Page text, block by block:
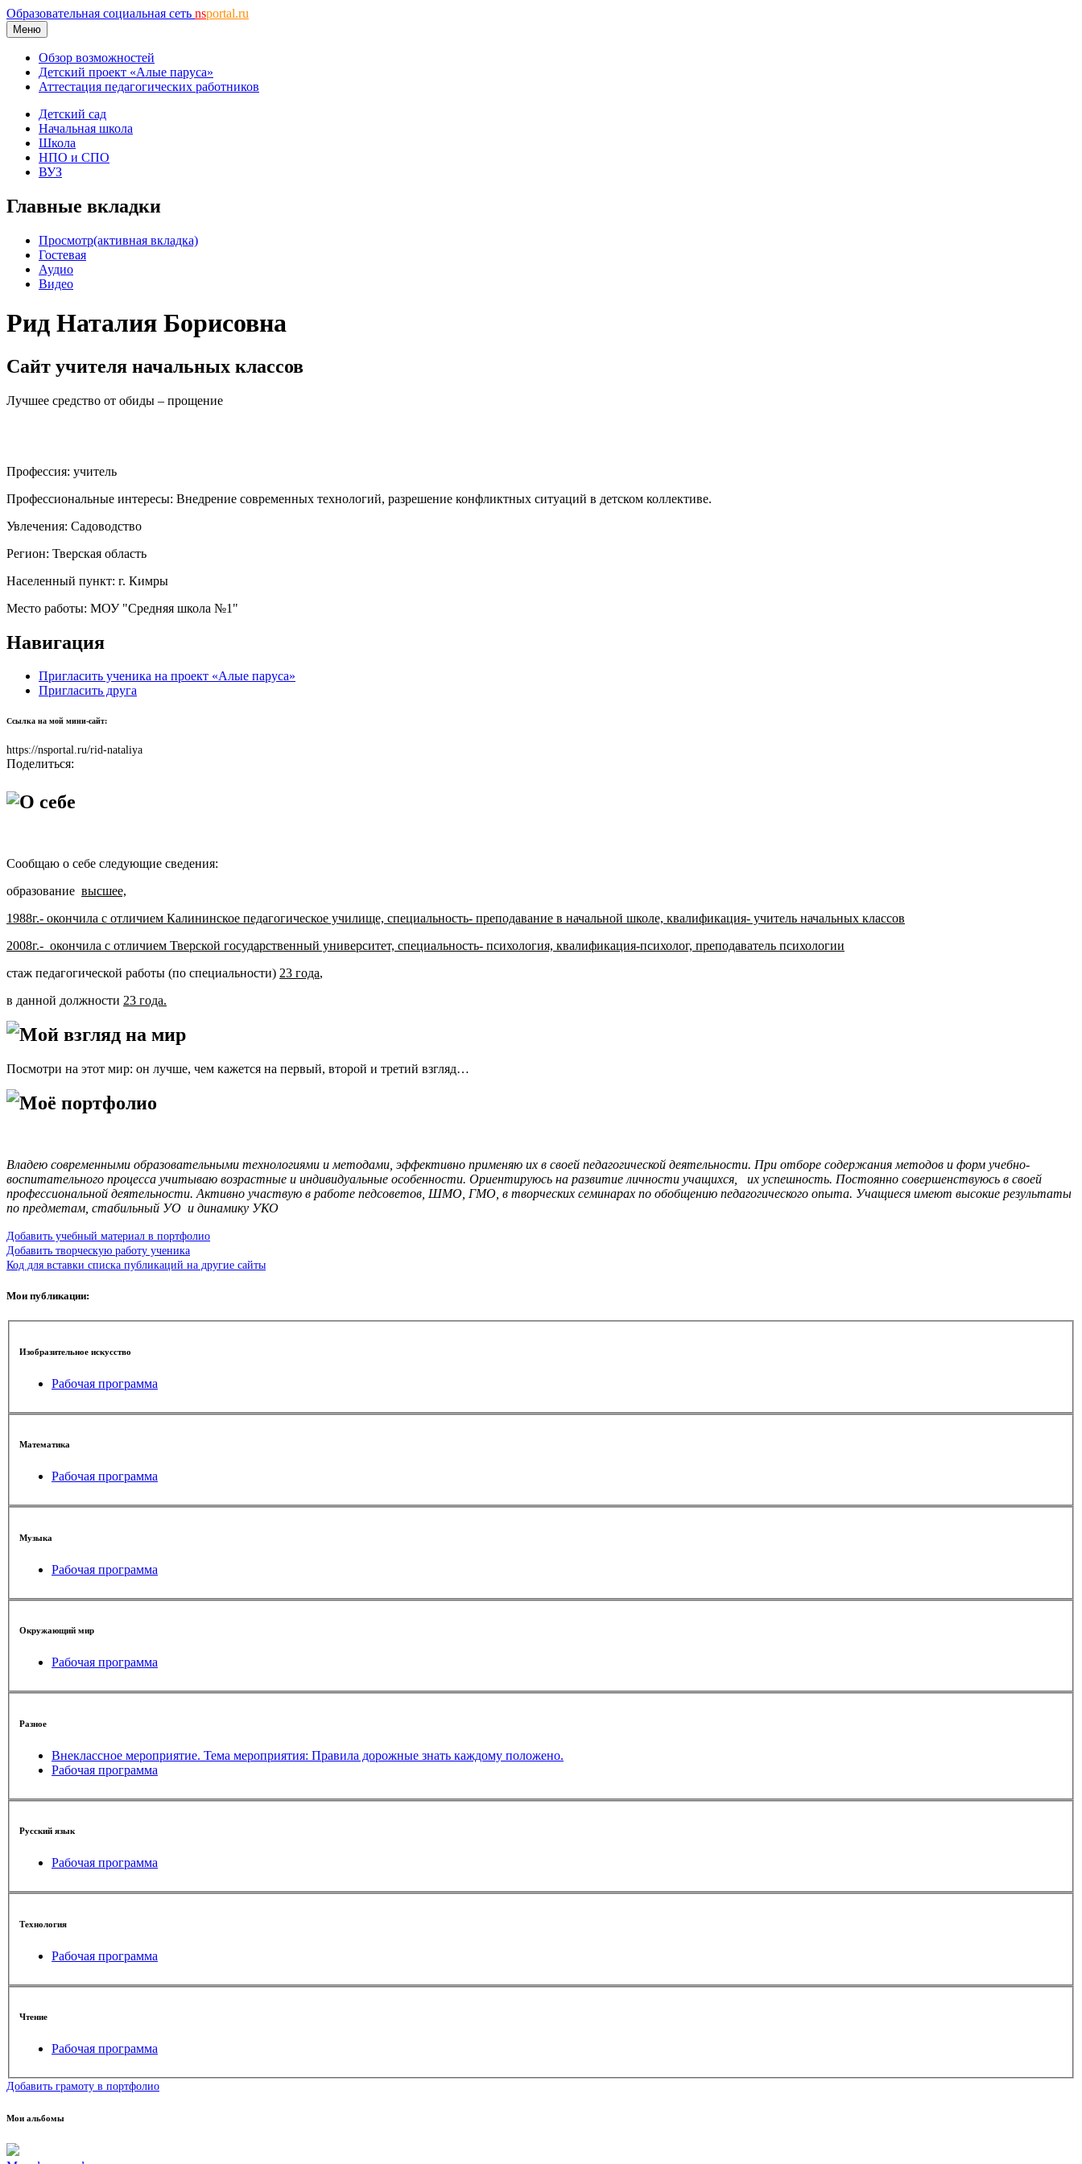
Образовательная социальная сеть nsportal.ru
Меню
Обзор возможностей
Детский проект «Алые паруса»
Аттестация педагогических работников
Детский сад
Начальная школа
Школа
НПО и СПО
ВУЗ
Главные вкладки
Просмотр(активная вкладка)
Гостевая
Аудио
Видео
Рид Наталия Борисовна
Сайт учителя начальных классов
Лучшее средство от обиды – прощение
Профессия: учитель
Профессиональные интересы: Внедрение современных технологий, разрешение конфликтных ситуаций в детском коллективе.
Увлечения: Садоводство
Регион: Тверская область
Населенный пункт: г. Кимры
Место работы: МОУ "Средняя школа №1"
Навигация
Пригласить ученика на проект «Алые паруса»
Пригласить друга
Ссылка на мой мини-сайт:
https://nsportal.ru/rid-nataliya
Поделиться:
О себе
Сообщаю о себе следующие сведения:
образование высшее,
1988г.- окончила с отличием Калининское педагогическое училище, специальность- преподавание в начальной школе, квалификация- учитель начальных классов
2008г.- окончила с отличием Тверской государственный университет, специальность- психология, квалификация-психолог, преподаватель психологии
стаж педагогической работы (по специальности) 23 года,
в данной должности 23 года.
Мой взгляд на мир
Посмотри на этот мир: он лучше, чем кажется на первый, второй и третий взгляд…
Моё портфолио
Владею современными образовательными технологиями и методами, эффективно применяю их в своей педагогической деятельности. При отборе содержания методов и форм учебно-
воспитательного процесса учитываю возрастные и индивидуальные особенности. Ориентируюсь на развитие личности учащихся, их успешность. Постоянно совершенствуюсь в своей
профессиональной деятельности. Активно участвую в работе педсоветов, ШМО, ГМО, в творческих семинарах по обобщению педагогического опыта. Учащиеся имеют высокие результаты
по предметам, стабильный УО и динамику УКО
Добавить учебный материал в портфолио
Добавить творческую работу ученика
Код для вставки списка публикаций на другие сайты
Мои публикации:
Изобразительное искусство
Рабочая программа
Математика
Рабочая программа
Музыка
Рабочая программа
Окружающий мир
Рабочая программа
Разное
Внеклассное мероприятие. Тема мероприятия: Правила дорожные знать каждому положено.
Рабочая программа
Русский язык
Рабочая программа
Технология
Рабочая программа
Чтение
Рабочая программа
Добавить грамоту в портфолио
Мои альбомы